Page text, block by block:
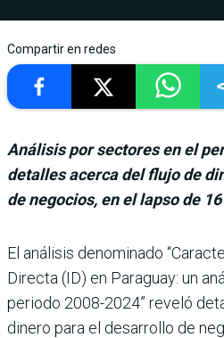
Compartir en redes
Análisis por sectores en el
detalles acerca del flujo de
de negocios, en el lapso de
El análisis denominado
Directa (ID) en Paraguay: un
periodo 2008-2024” reveló
dinero para el desarrollo de